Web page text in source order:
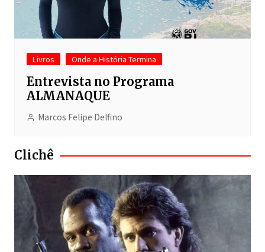
Livros Onde a História Termina
Entrevista no Programa
ALMANAQUE
Marcos Felipe Delfino
Clichê